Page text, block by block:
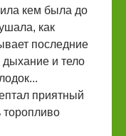
кем была до
как
последние
дыхание и тело
приятный